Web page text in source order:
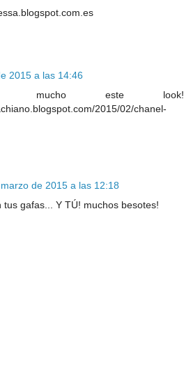
2015 a las 14:46
mucho este look!
2015/02/chanel-
de 2015 a las 12:18
tus gafas... Y TÚ! muchos besotes!